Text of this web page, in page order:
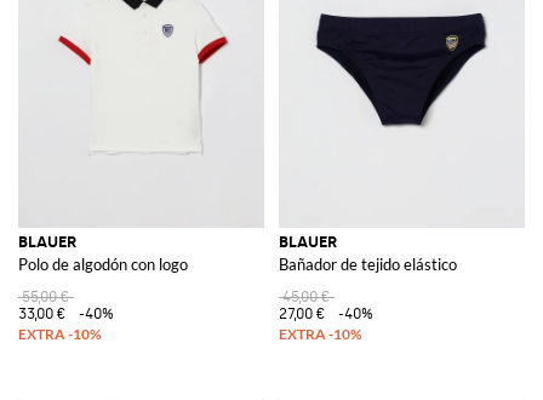
BLAUER
Polo de algodón con logo
55,00 €
33,00 €
-40%
BLAUER
Bañador de tejido elástico
45,00 €
27,00 €
-40%